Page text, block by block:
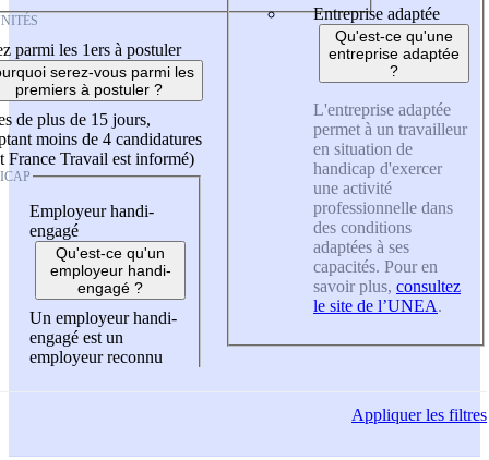
parmi les 1ers à postuler
serez-vous parmi les
premiers à postuler ?
de plus de 15 jours,
moins de 4 candidatures
France Travail est informé)
Employeur handi-
engagé
Qu'est-ce qu'un
employeur handi-
engagé ?
Un employeur handi-
engagé est un
employeur reconnu
Entreprise adaptée
Qu'est-ce qu'une
entreprise adaptée
?
L'entreprise adaptée
permet à un travailleur
en situation de
handicap d'exercer
une activité
professionnelle dans
des conditions
adaptées à ses
capacités. Pour en
savoir plus, consultez
le site de l’UNEA.
Appliquerles filtres